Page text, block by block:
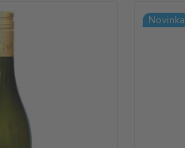
Novinka